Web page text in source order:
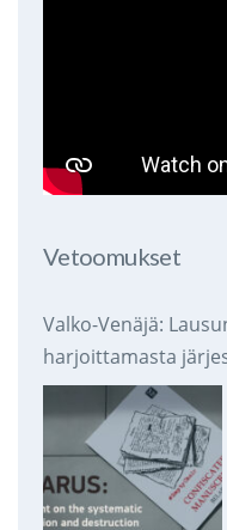
Vetoomukset
Valko-Venäjä:
harjoittamasta
takavarikoinnista ja